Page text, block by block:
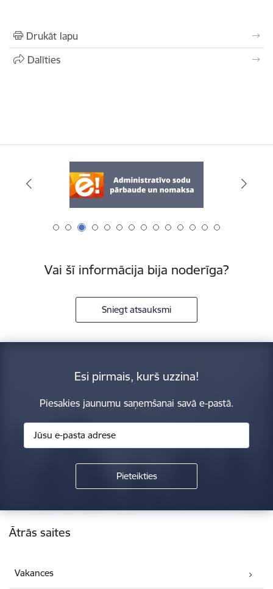
Drukāt lapu
Dalīties
Vai šī informācija bija noderīga?
Sniegt atsauksmi
Esi pirmais, kurš uzzina!
Piesakies jaunumu saņemšanai savā e-pastā.
Kājene
Ātrās saites
Vakances